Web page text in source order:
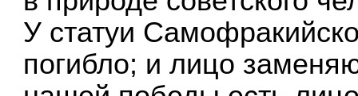
У статуи
погибло; и лицо